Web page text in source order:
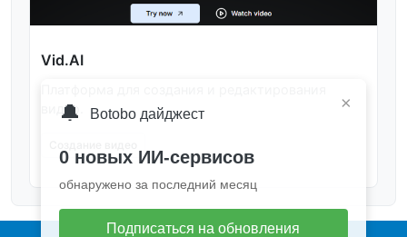
Vid.AI
видео.
×
🔔 Botobo дайджест
0 новых ИИ-сервисов
обнаружено за последний месяц
Подписаться на обновления